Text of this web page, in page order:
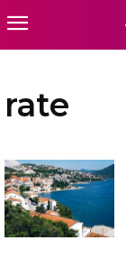
rate